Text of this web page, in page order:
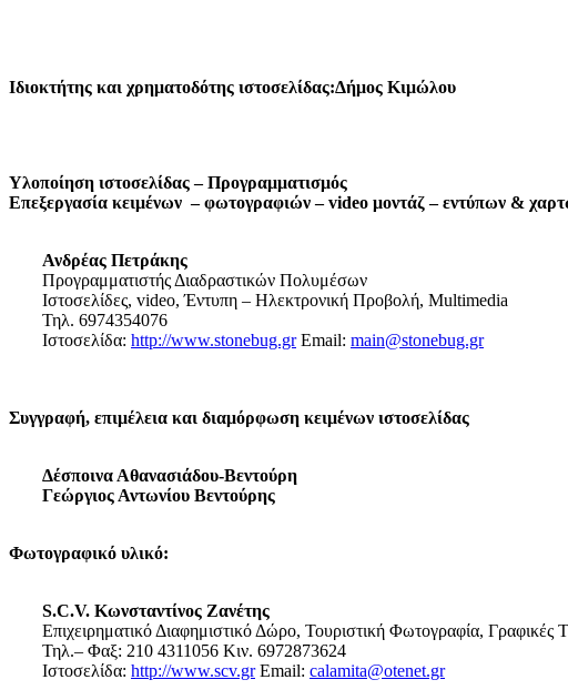
Ιδιοκτήτης και χρηματοδότης ιστοσελίδας:Δήμος Κιμώλου
Υλοποίηση ιστοσελίδας – Προγραμματισμός
Επεξεργασία κειμένων – φωτογραφιών – video μοντάζ – εντύπων &
Ανδρέας Πετράκης
Προγραμματιστής Διαδραστικών Πολυμέσων
Ιστοσελίδες, video, Έντυπη – Ηλεκτρονική Προβολή, Multimedia
Τηλ. 6974354076
Ιστοσελίδα: http://www.stonebug.grEmail: main@stonebug.gr
Συγγραφή, επιμέλεια και διαμόρφωση κειμένων ιστοσελίδας
Δέσποινα Αθανασιάδου-Βεντούρη
Γεώργιος Αντωνίου Βεντούρης
Φωτογραφικό υλικό:
S.C.V. Κωνσταντίνος Ζανέτης
Επιχειρηματικό Διαφημιστικό Δώρο, Τουριστική Φωτογραφία, Γραφικές
Τηλ.– Φαξ: 210 4311056 Κιν. 6972873624
Ιστοσελίδα: http://www.scv.grEmail: calamita@otenet.gr